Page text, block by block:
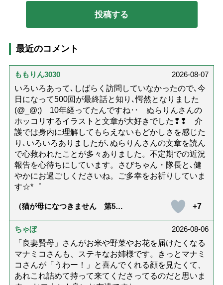
最近のコメント
ももりん3030
2026-08-07
いろいろあって､しばらく訪問していなかったので､今
日になって500回が最終話と知り､愕然となりました
(@_@;) 10年経ってたんですね･･ ぬらりんさんの
ホッコリするイラストと文章が大好きでした❢❢ 介
護では身内に理解してもらえないもどかしさを感じた
り､いろいろありましたが､ぬらりんさんの文章を読ん
で心救われたことが多々ありました。不定期での近況
報告を心待ちにしています。さびちゃん・隊長と､健
やかにお過ごしくださいね。ご多幸をお祈りしていま
す☆*゜
（猫が母になつきません 第500
+7
ちゃぼ
2026-08-06
「良妻賢母」さんがお米や野菜やお花を届けたくなる
マナミコさんも、ステキなお姉様です。きっとマナミ
コさんが「うわー！」と喜んでくれる顔を見たくて、
あれこれ詰めて持って来てくださってるのだと思いま